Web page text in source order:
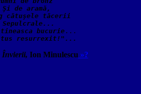
Şi de aramă,
cătuşele tăcerii
Sepulcrale...
bucurie
resurrexit!"...
Învierii, Ion Minulescu »?